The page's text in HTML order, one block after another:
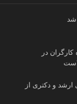
شد
در
ارشد و دکتری از